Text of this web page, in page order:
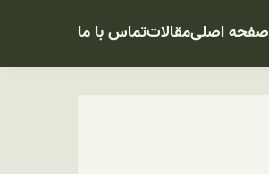
صفحه اصلیمقالاتتماس با ما